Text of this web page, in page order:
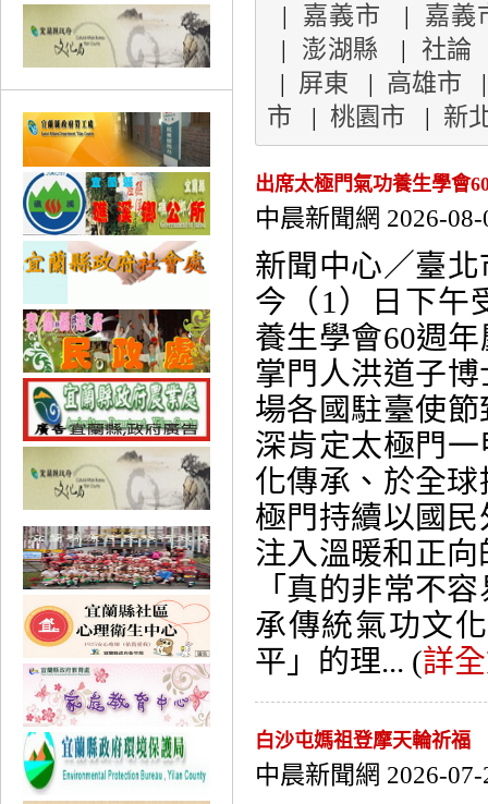
| 嘉義市 | 嘉義
| 澎湖縣 | 社論
| 屏東 | 高雄市
市 | 桃園市 | 新
出席太極門氣功養生學會
中晨新聞網 2026-08-
新聞中心／臺
今（1）日下午
養生學會60週
掌門人洪道子
場各國駐臺使
深肯定太極門
化傳承、於全
極門持續以國
注入溫暖和正
「真的非常不
承傳統氣功文
平」的理... (詳
白沙屯媽祖登摩天輪祈福
中晨新聞網 2026-07-